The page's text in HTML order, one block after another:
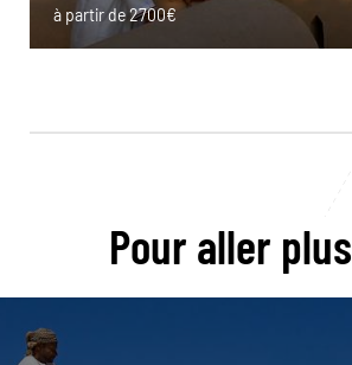
à partir de 2700€
Pour aller